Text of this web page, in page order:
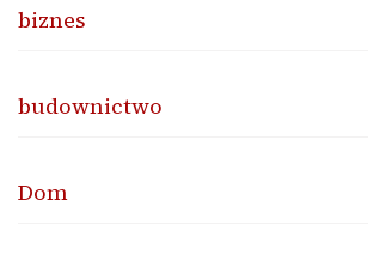
biznes
budownictwo
Dom